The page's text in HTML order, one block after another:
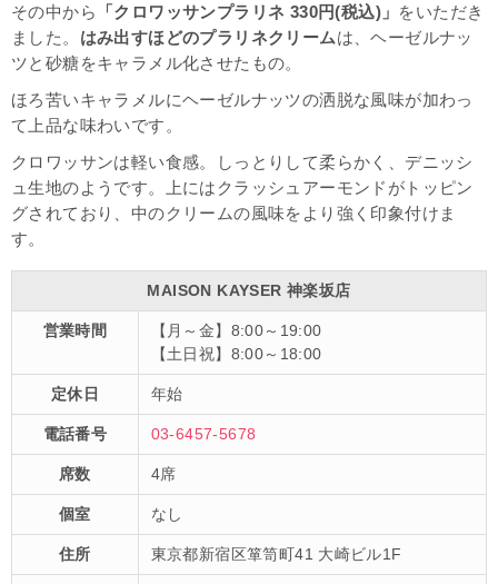
その中から 「クロワッサンプラリネ 330円(税込)」 をいただき
ました。 はみ出すほどのプラリネクリームは、ヘーゼルナッ
ツと砂糖をキャラメル化させたもの。
ほろ苦いキャラメルにヘーゼルナッツの洒脱な風味が加わっ
て上品な味わいです。
クロワッサンは軽い食感。しっとりして柔らかく、デニッシ
ュ生地のようです。上にはクラッシュアーモンドがトッピン
グされており、中のクリームの風味をより強く印象付けま
す。
MAISON KAYSER 神楽坂店
営業時間
【月～金】8:00～19:00
【土日祝】8:00～18:00
定休日 年始
電話番号 03-6457-5678
席数 4席
個室 なし
住所 東京都新宿区箪笥町41 大崎ビル1F